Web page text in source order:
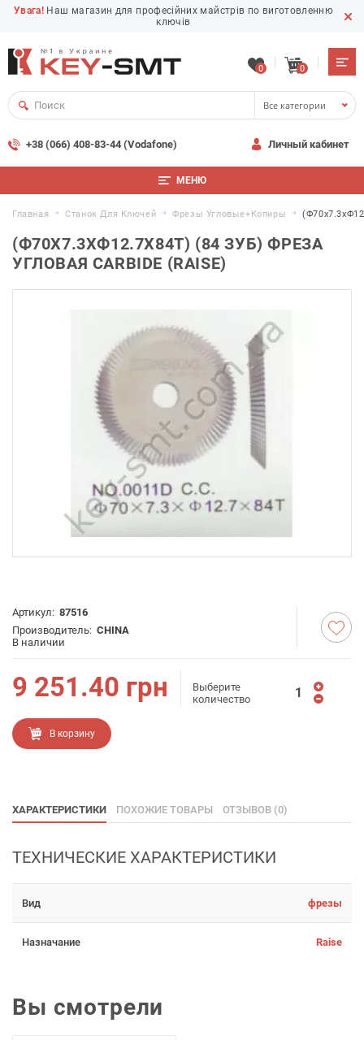
Увага! Наш магазин для професійних майстрів по виготовленню
ключів
0 0
Все категории
+38 (066) 408-83-44 (Vodafone) Личный кабинет
МЕНЮ
Главная Станок Для Ключей Фрезы Угловые+копиры
(Ф70Х7.3ХФ12.7Х84Т) (84 ЗУБ) ФРЕЗА
УГЛОВАЯ CARBIDE (RAISE)
Артикул: 87516
Производитель: CHINA
В наличии
9 251.40 грн
Выберите
количество
В корзину
ХАРАКТЕРИСТИКИ ПОХОЖИЕ ТОВАРЫ ОТЗЫВОВ (0)
ТЕХНИЧЕСКИЕ ХАРАКТЕРИСТИКИ
Вид фрезы
Назначание Raise
Вы смотрели